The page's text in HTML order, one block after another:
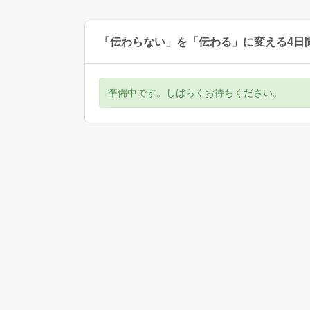
「伝わらない」を「伝わる」に変える4日
準備中です。しばらくお待ちください。